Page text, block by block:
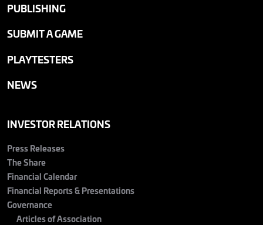
PUBLISHING
SUBMIT A GAME
PLAYTESTERS
NEWS
INVESTOR RELATIONS
Press Releases
The Share
Financial Calendar
Financial Reports & Presentations
Governance
Articles of Association